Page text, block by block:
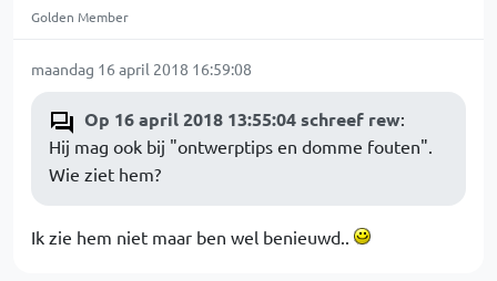
Golden Member
maandag 16 april 2018 16:59:08
Op 16 april 2018 13:55:04 schreef rew:
Hij mag ook bij "ontwerptips en domme fouten".
Wie ziet hem?
Ik zie hem niet maar ben wel benieuwd..